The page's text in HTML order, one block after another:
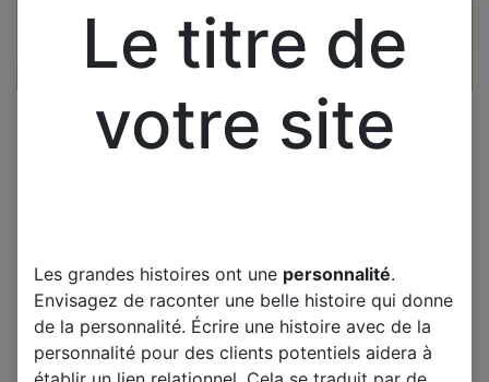
SAMSUNG LE32C530F1W
CARTE T-CON
F60MB4C2LV0.6
Le titre de
votre site
Les grandes histoires ont une personnalité.
Envisagez de raconter une belle histoire qui donne
de la personnalité. Écrire une histoire avec de la
personnalité pour des clients potentiels aidera à